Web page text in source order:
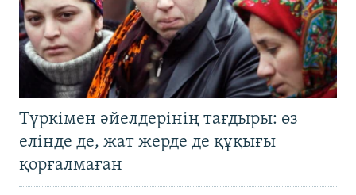
Түркімен әйелдерінің тағдыры: өз
елінде де, жат жерде де құқығы
қорғалмаған